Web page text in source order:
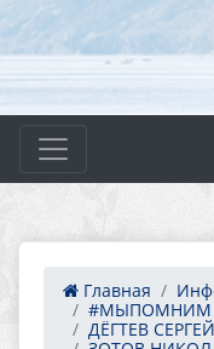
Главная
#МЫПОМНИМ
ДЁГТЕВ